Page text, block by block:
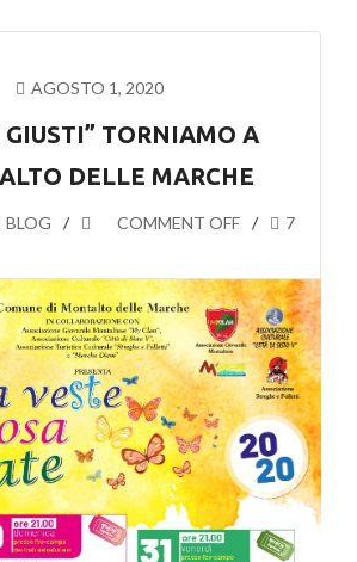
AGOSTO 1, 2020
GIUSTI” TORNIAMO A
DELLE MARCHE
BLOG COMMENT OFF 7